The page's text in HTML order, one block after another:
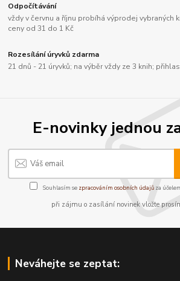
Odpočítávání
vždy v červnu a říjnu probíhá výprodej vybraných
ceny od 31 do 1 Kč
Rozesílání úryvků zdarma
21 dnů - 21 úryvků; na výběr vždy ze 3 knih;
E-novinky jednou
Souhlasím se zpracováním osobních údajůza
při zájmu o zasílání novinek vložte
Neváhejte se zeptat: